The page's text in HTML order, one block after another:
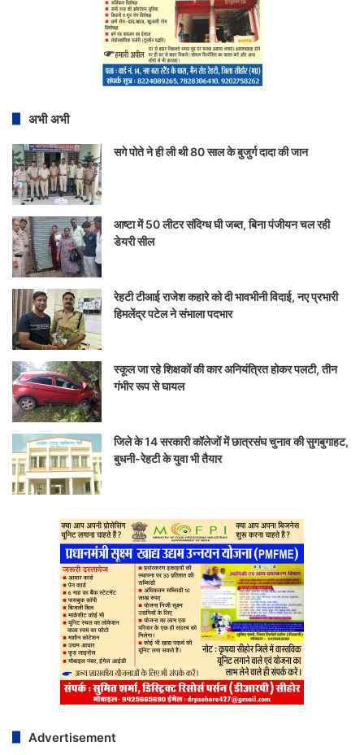
अभी अभी
सगे पोते ने ही ली थी 80 साल के बुजुर्ग दादा की जान
आष्टा में 50 लीटर संदिग्ध घी जब्त, बिना पंजीयन चल रही
डेयरी सील
रेहटी टीआई राजेश कहारे को दी भावभीनी विदाई, नए प्रभारी
हिमलेंद्र पटेल ने संभाला पदभार
स्कूल जा रहे शिक्षकों की कार अनियंत्रित होकर पलटी, तीन
गंभीर रूप से घायल
जिले के 14 सरकारी कॉलेजों में छात्रसंघ चुनाव की सुगबुगाहट,
बुधनी-रेहटी के युवा भी तैयार
Advertisement